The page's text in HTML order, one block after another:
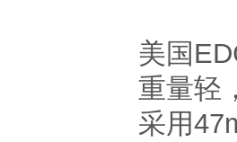
美国
重量轻
采用